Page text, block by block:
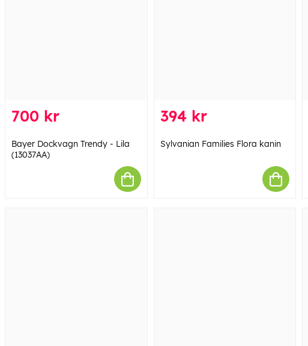
700 kr
Bayer Dockvagn Trendy - Lila
(13037AA)
394 kr
Sylvanian Families Flora kanin